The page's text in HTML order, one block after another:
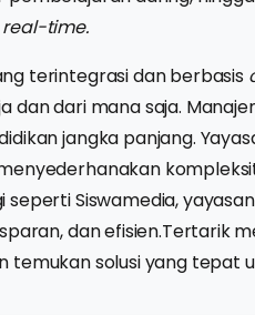
real-time.
terintegrasi dan berbasis
dan dari mana saja.
jangka panjang.
Siswamedia,
dan efisien.Tertarik
temukan solusi yang tepat